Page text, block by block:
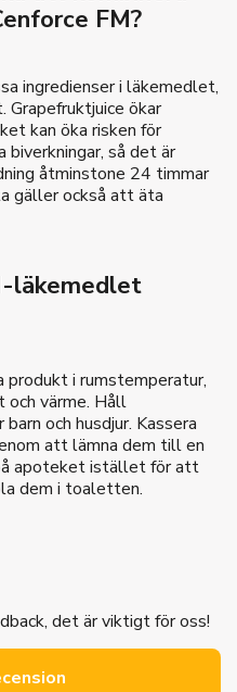
FM?
ingredienser i läkemedlet,
ökar
kan öka risken för
biverkningar, så det är
åtminstone 24 timmar
gäller också att äta
läkemedlet
i rumstemperatur,
och värme. Håll
och husdjur. Kassera
att lämna dem till en
apoteket istället för att
dem i toaletten.
det är viktigt för oss!